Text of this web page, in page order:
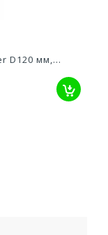
D120 мм,...